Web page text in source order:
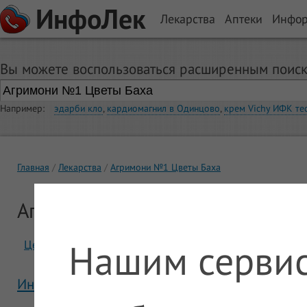
ИнфоЛек Лекарства Аптеки
Вы можете воспользоваться расширенным
Например: эдарби кло, кардиомагнил в Одинцово, крем Vichy ИФК
Главная Лекарства Агримони №1 Цветы Баха
Агримони №1 Цветы Баха
Цены Отзывы
Инструкция Агримони №1 Цветы Баха
Нашим